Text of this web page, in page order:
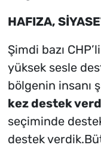
HAFIZA,
Şimdi bazı
yüksek sesle
bölgenin insanı
kez destek
seçiminde
destek